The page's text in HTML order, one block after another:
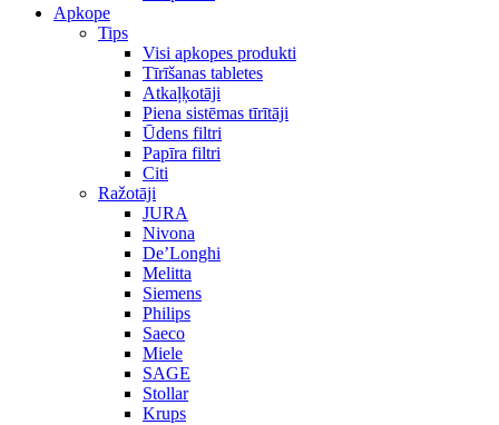
Apkope
Tips
Visi apkopes produkti
Tīrīšanas tabletes
Atkaļķotāji
Piena sistēmas tīrītāji
Ūdens filtri
Papīra filtri
Citi
Ražotāji
JURA
Nivona
De’Longhi
Melitta
Siemens
Philips
Saeco
Miele
SAGE
Stollar
Krups